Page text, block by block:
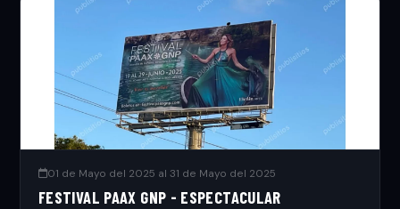
01 de Mayo del 2025 al 31 de Mayo del 2025
FESTIVAL PAAX GNP - ESPECTACULAR